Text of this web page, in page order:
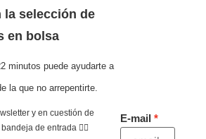
la selección de
en bolsa
minutos puede ayudarte a
la que no arrepentirte.
y en cuestión de
de entrada 👇🏻
E-mail